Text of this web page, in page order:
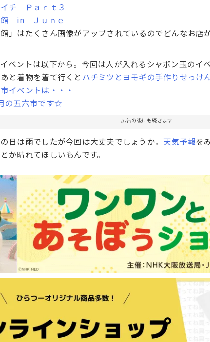
イチ Ｐａｒｔ３
館 in Ｊｕｎｅ
館」はたくさん画像がアップされているのでどんなお
ベントは以下から。今回は人が入れるシャボン玉のイ
と着物を着て行くと ハチミツとヨモギの手作りせっけ
イベントは・・・
の五六市です☆
広告の後にも続きます
日は雨でしたが今回は大丈夫でしょうか。天気予報を
か晴れてほしいもんです。